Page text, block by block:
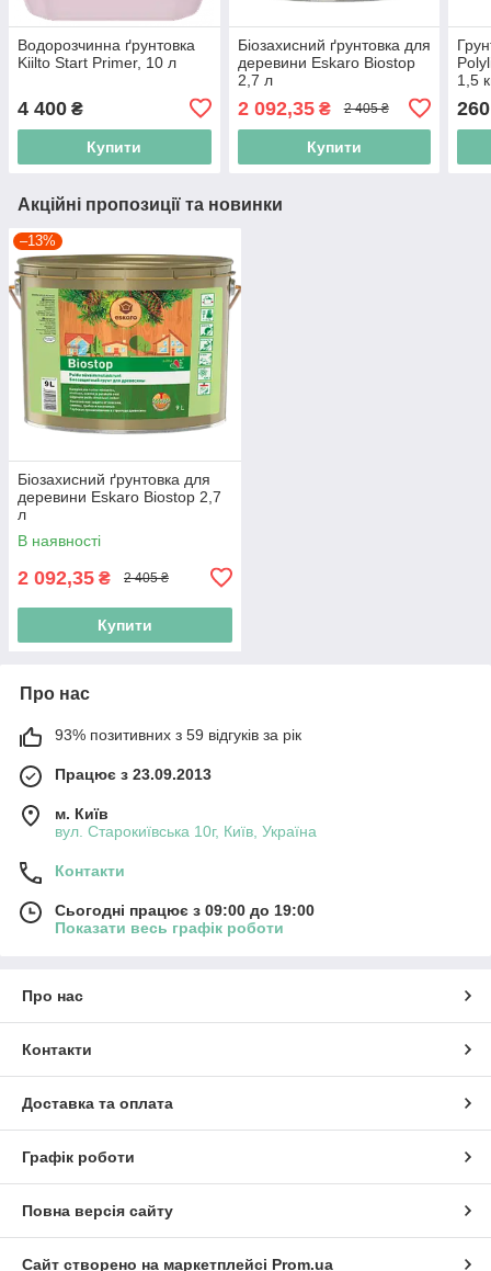
Водорозчинна ґрунтовка
Kiilto Start Primer, 10 л
4 400 ₴
Купити
Біозахисний ґрунтовка для
деревини Eskaro Biostop
2,7 л
2 092,35₴ 2 405 ₴
Купити
1,5
260
Акційні пропозиції та новинки
–13%
Біозахисний ґрунтовка для
деревини Eskaro Biostop 2,7
л
В наявності
2 092,35 ₴ 2 405 ₴
Купити
Про нас
93% позитивних з 59 відгуків за рік
Працює з 23.09.2013
м. Київ
вул. Старокиївська 10г, Київ, Україна
Контакти
Сьогодні працює з 09:00 до 19:00
Показати весь графік роботи
Про нас
Контакти
Доставка та оплата
Графік роботи
Повна версія сайту
Сайт створено на маркетплейсі Prom.ua